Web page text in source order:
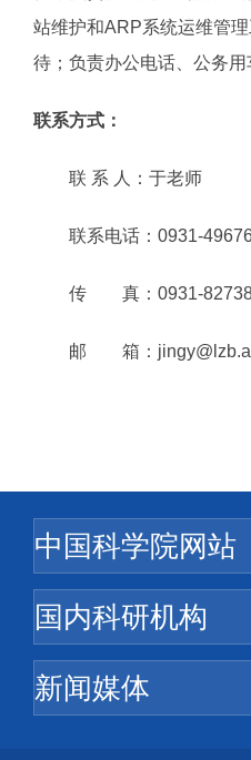
站维护和ARP系统运维管
待；负责办公电话、公务
联系方式：
联 系 人：于老师
联系电话： 0931-
传 真： 0931-
邮 箱：